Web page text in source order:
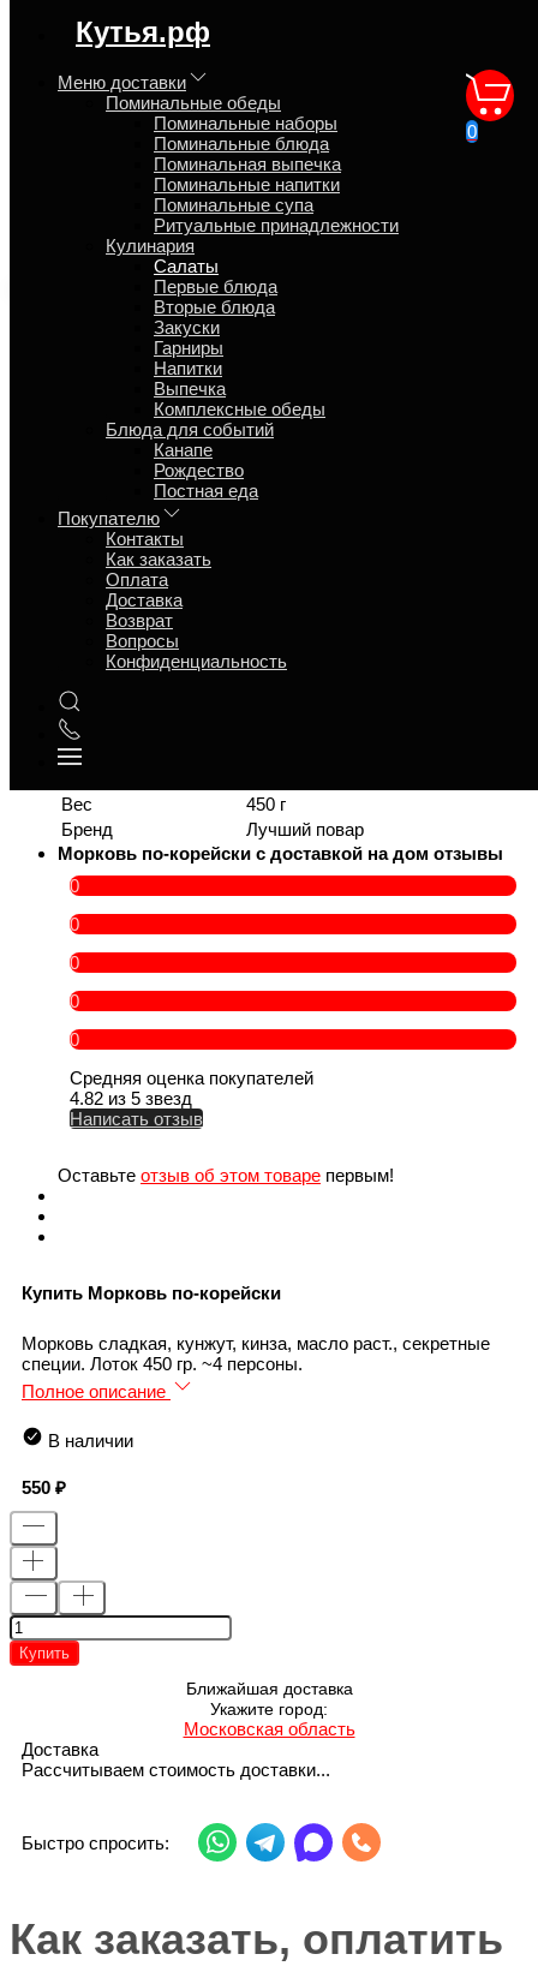
регион доставки:
Московская область
Кутья.рф
Меню доставки
Поминальные обеды
Поминальные наборы
Поминальные блюда
Поминальная выпечка
Поминальные напитки
Поминальные супа
Ритуальные принадлежности
Кулинария
Салаты
Первые блюда
Вторые блюда
Закуски
Гарниры
Напитки
Выпечка
Комплексные обеды
Блюда для событий
Канапе
Рождество
Постная еда
Покупателю
Контакты
Как заказать
Оплата
Доставка
Возврат
Вопросы
Конфиденциальность
0
Морковь по-корейски с
доставкой на дом
Салаты
Характеристики
Страница
Страница
Морковь сладкая, кунжут, кинза, масло раст., секретные
специи. Лоток 500 гр. ~4 персоны.
Время приготовления
t° хранения
Срок годности
Ситуация для
поминок
Повод
Банкет, Обед, Поминки, Пост,
В составе есть
Категория товара
Вес
450 г
Бренд
Лучший повар
Морковь по-корейски с доставкой на дом отзывы
0
0
0
0
0
Средняя оценка покупателей
4.82 из 5 звезд
Написать отзыв
Оставьте отзыв об этом товаре первым!
Купить Морковь по-корейски
Морковь сладкая, кунжут, кинза, масло раст., секретные
специи. Лоток 450 гр. ~4 персоны.
Полное описание
В наличии
550
Купить
Ближайшая доставка
Укажите город:
Московская область
Доставка
Рассчитываем стоимость доставки...
Быстро спросить:
Как заказать, оплатить